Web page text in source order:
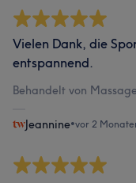
Vielen Dank, die
entspannend.
Behandelt von
Jeannine•vor 2